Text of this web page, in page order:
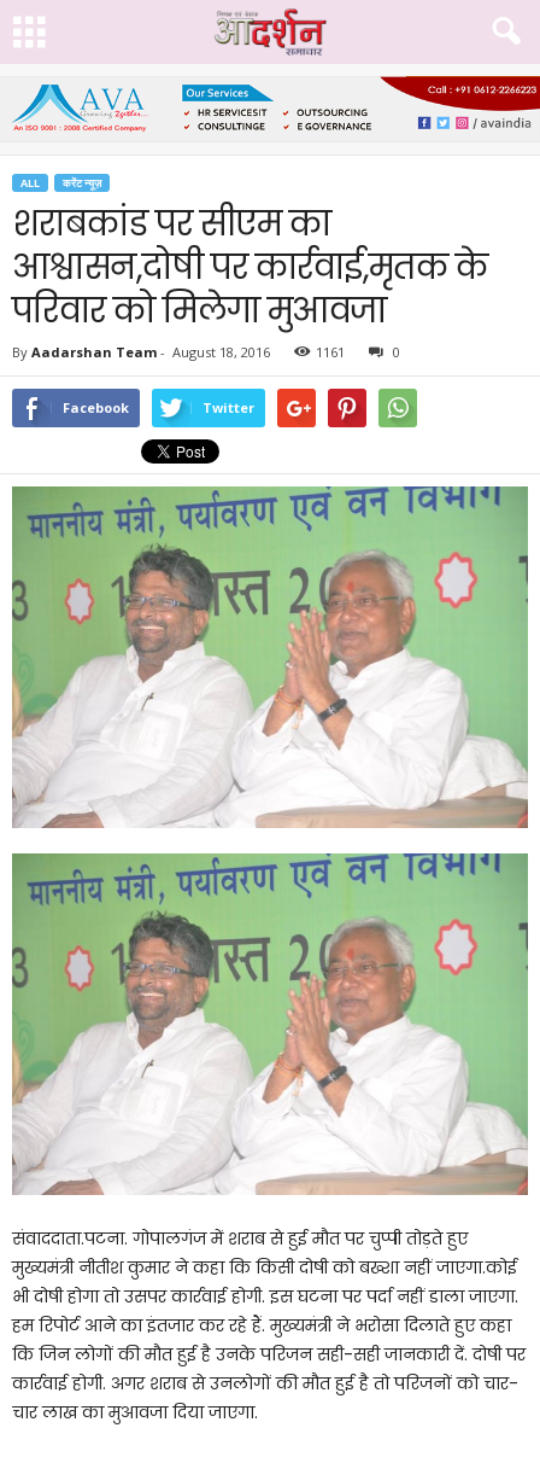
ALL करेंट न्यूज़
शराबकांड पर सीएम का
आश्वासन,दोषी पर कार्रवाई,मृतक के
परिवार को मिलेगा मुआवजा
By Aadarshan Team - August 18, 2016 1161 0
Facebook Twitter
संवाददाता.पटना. गोपालगंज में शराब से हुई मौत पर चुप्पी तोड़ते हुए
मुख्यमंत्री नीतीश कुमार ने कहा कि किसी दोषी को बख्शा नहीं जाएगा.कोई
भी दोषी होगा तो उसपर कार्रवाई होगी. इस घटना पर पर्दा नहीं डाला जाएगा.
हम रिपोर्ट आने का इंतजार कर रहे हैं. मुख्यमंत्री ने भरोसा दिलाते हुए कहा
कि जिन लोगों की मौत हुई है उनके परिजन सही-सही जानकारी दें. दोषी पर
कार्रवाई होगी. अगर शराब से उनलोगों की मौत हुई है तो परिजनों को चार-
चार लाख का मुआवजा दिया जाएगा.